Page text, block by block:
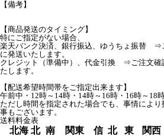
【備考】
【商品発送のタイミング】
特にご指定がない場合、
楽天バンク決済、銀行振込、ゆうちょ振替 ⇒
に発送いたします。
クレジット（準備中）、代金引換 ⇒ご注文確
たします。
【配送希望時間帯をご指定出来ます】
午前中・12時～14時・14時～16時・16時～18
ただし時間を指定された場合でも、事情によ
事もございます。
送料料金表
北海 北 南
関東
信 北
東
関西